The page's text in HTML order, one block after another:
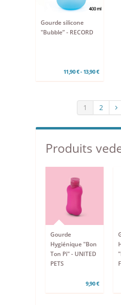
Gourde silicone
"Bubble” - RECORD
11,90 € - 13,90 €
1 2
Produits
Gourde
Hygiénique "Bon
Ton Pi" - UNITED
PETS
9,90 €